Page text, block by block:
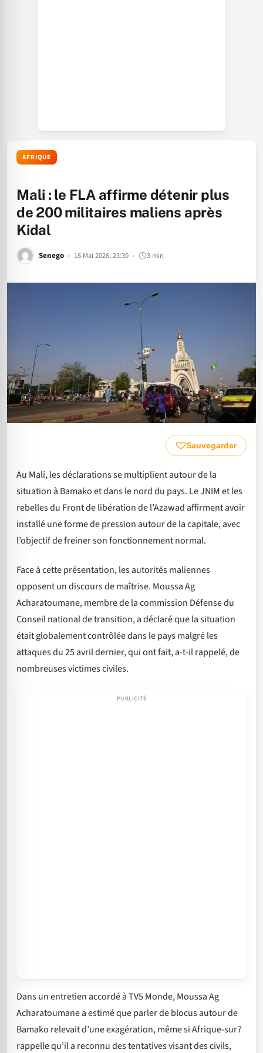
AFRIQUE
Mali : le FLA affirme détenir plus
de 200 militaires maliens après
Kidal
Senego 16 Mai 2026, 23:30 3 min
Sauvegarder
Au Mali, les déclarations se multiplient autour de la
situation à Bamako et dans le nord du pays. Le JNIM et les
rebelles du Front de libération de l’Azawad affirment avoir
installé une forme de pression autour de la capitale, avec
l’objectif de freiner son fonctionnement normal.
Face à cette présentation, les autorités maliennes
opposent un discours de maîtrise. Moussa Ag
Acharatoumane, membre de la commission Défense du
Conseil national de transition, a déclaré que la situation
était globalement contrôlée dans le pays malgré les
attaques du 25 avril dernier, qui ont fait, a-t-il rappelé, de
nombreuses victimes civiles.
Dans un entretien accordé à TV5 Monde, Moussa Ag
Acharatoumane a estimé que parler de blocus autour de
Bamako relevait d’une exagération, même si Afrique-sur7
rappelle qu’il a reconnu des tentatives visant des civils,